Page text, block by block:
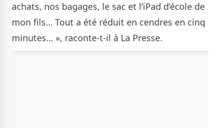
achats, nos bagages, le sac et l’iPad d’école de
mon fils… Tout a été réduit en cendres en cinq
minutes… », raconte-t-il à La Presse.